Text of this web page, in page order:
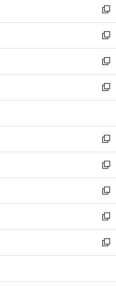
く
で
開
く
ド
ウ
で
開
く
ィ
ン
ド
ウ
で
開
く
い
ウ
ィ
ン
ド
ウ
で
開
新
し
い
ウ
ィ
ン
ド
ウ
開
く
新
し
い
ウ
ィ
ン
ウ
で
開
く
新
し
い
ウ
ン
ド
ウ
で
開
く
新
し
ウ
ィ
ン
ド
ウ
で
開
く
新
し
い
ウ
ィ
ン
ド
ウ
で
開
新
し
い
ウ
ィ
ン
ド
ウ
開
新
し
い
ウ
ィ
ン
ウ
新
し
い
ウ
ン
新
し
ウ